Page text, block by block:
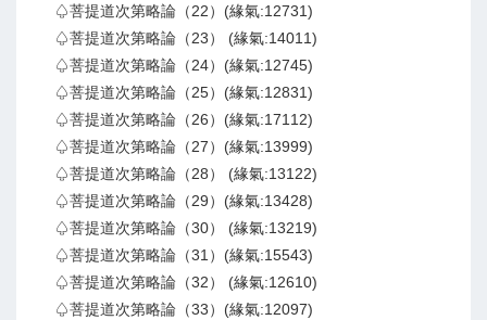
♤菩提道次第略論（22）(緣氣:12731)
♤菩提道次第略論（23） (緣氣:14011)
♤菩提道次第略論（24）(緣氣:12745)
♤菩提道次第略論（25）(緣氣:12831)
♤菩提道次第略論（26）(緣氣:17112)
♤菩提道次第略論（27）(緣氣:13999)
♤菩提道次第略論（28） (緣氣:13122)
♤菩提道次第略論（29）(緣氣:13428)
♤菩提道次第略論（30） (緣氣:13219)
♤菩提道次第略論（31）(緣氣:15543)
♤菩提道次第略論（32） (緣氣:12610)
♤菩提道次第略論（33）(緣氣:12097)